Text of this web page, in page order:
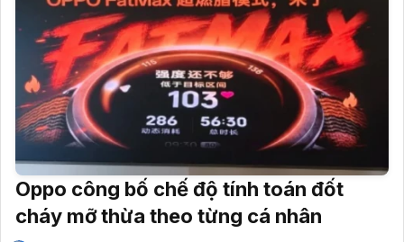
Oppo công bố chế độ tính toán đốt
cháy mỡ thừa theo từng cá nhân